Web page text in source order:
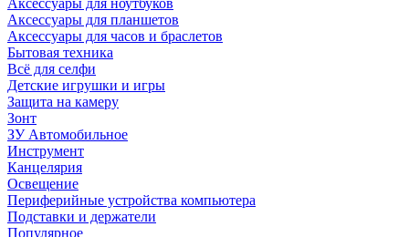
Аксессуары для ноутбуков
Аксессуары для планшетов
Аксессуары для часов и браслетов
Бытовая техника
Всё для селфи
Детские игрушки и игры
Защита на камеру
Зонт
ЗУ Автомобильное
Инструмент
Канцелярия
Освещение
Периферийные устройства компьютера
Подставки и держатели
Популярное